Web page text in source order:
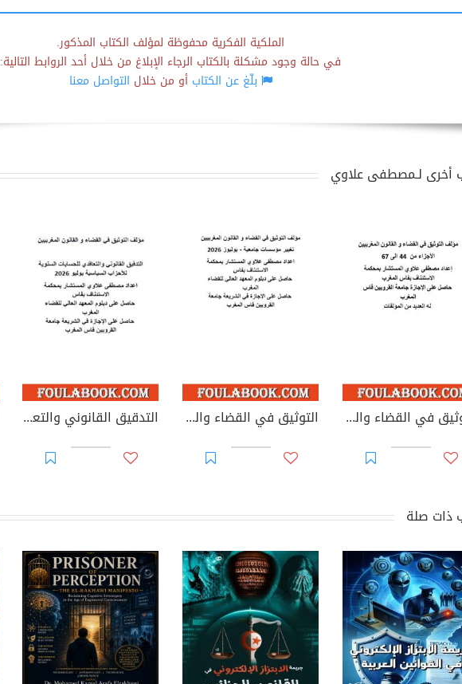
الملكية الفكرية محفوظة لمؤلف الكتاب المذكور.
في حالة وجود مشكلة بالكتاب الرجاء الإبلاغ من خلال أحد الروابط التالية:
بلّغ عن الكتابأو من خلال التواصل معنا
أخرى لـمصطفى علاوي
التوثيق في القضاء والقانون المغربيين - الأجزاء من 44 إلى 67 التوثيق في القضاء والقانون المغربيين: تغيير مؤسسات جامعية - يوليوز 2026 التدقيق القانوني والتعاقدي للحسابات السنوية للأحزاب السياسية
ذات صلة